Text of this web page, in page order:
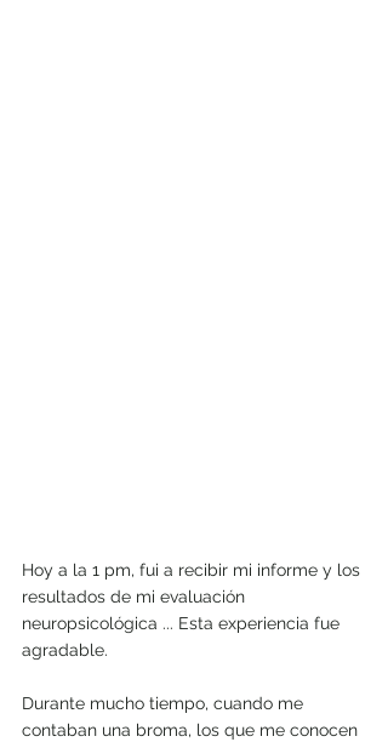
Hoy a la 1 pm, fui a recibir mi informe y los
resultados de mi evaluación
neuropsicológica ... Esta experiencia fue
agradable.
Durante mucho tiempo, cuando me
contaban una broma, los que me conocen